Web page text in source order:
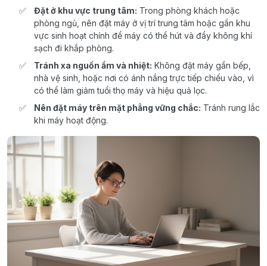
Đặt ở khu vực trung tâm: Trong phòng khách hoặc
phòng ngủ, nên đặt máy ở vị trí trung tâm hoặc gần khu
vực sinh hoạt chính để máy có thể hút và đẩy không khí
sạch đi khắp phòng.
Tránh xa nguồn ẩm và nhiệt: Không đặt máy gần bếp,
nhà vệ sinh, hoặc nơi có ánh nắng trực tiếp chiếu vào, vì
có thể làm giảm tuổi thọ máy và hiệu quả lọc.
Nên đặt máy trên mặt phẳng vững chắc: Tránh rung lắc
khi máy hoạt động.